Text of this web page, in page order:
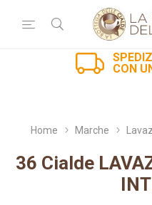
CON
Home Marche
36 Cialde